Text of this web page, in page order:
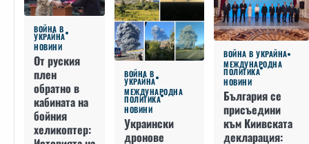
ВОЙНА В
УКРАЙНА
НОВИНИ
От руския
плен
обратно в
кабината на
бойния
хеликоптер:
ВОЙНА В
УКРАЙНА
МЕЖДУНАРОДНА
ПОЛИТИКА
НОВИНИ
Украински
дронове
ВОЙНА В УКРАЙНА
МЕЖДУНАРОДНА
ПОЛИТИКА
НОВИНИ
България се
присъедини
към Киивската
декларация: